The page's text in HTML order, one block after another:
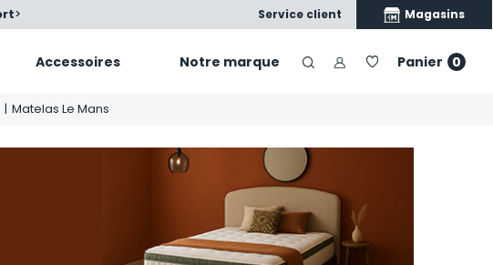
Nos produits, nos conseils, votre confort
> Magasins
Service client
Accessoires Notre marque Panier 0
| Matelas Le Mans